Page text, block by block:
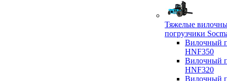
Тяжелые
погрузчики
Вилочный
HNF350
Вилочный
HNF320
Вилочный